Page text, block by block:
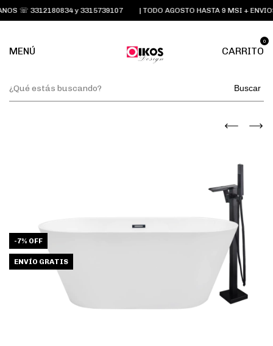
☏ 3312180834 y 3315739107 | TODO AGOSTO HASTA 9 MSI +
MENÚ CARRITO
0
Buscar
-7% OFF
ENVÍO GRATIS